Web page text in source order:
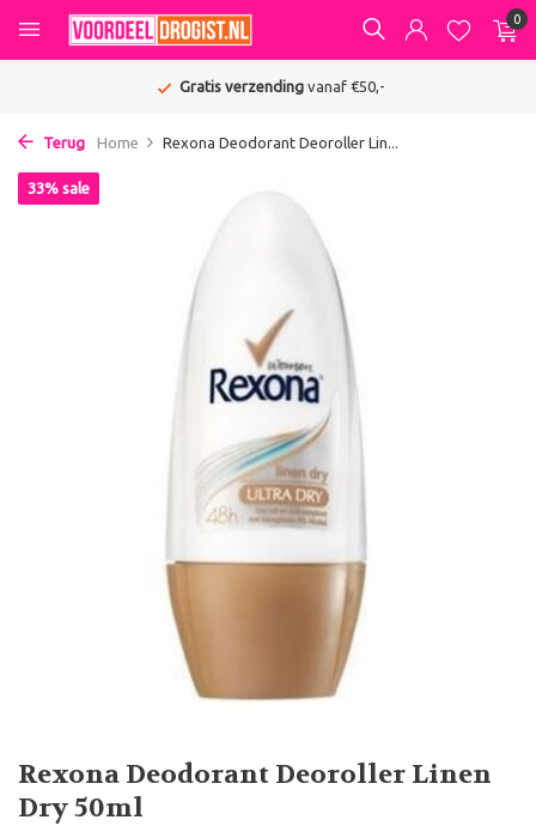
0
Gratis verzendingvanaf €50,-
Terug Home Rexona Deodorant Deoroller Lin...
Rexona Deodorant Deoroller Linen
Dry 50ml
33% sale